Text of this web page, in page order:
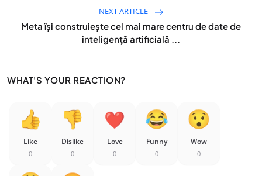
NEXT ARTICLE
Meta își construiește cel mai mare centru de date de
inteligență artificială ...
WHAT'S YOUR REACTION?
Like
0
Dislike
0
Love
0
Funny
0
Wow
0